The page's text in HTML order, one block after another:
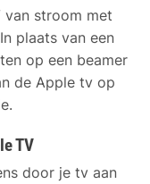
van stroom met
plaats van een
op een beamer
de Apple tv op
TV
door je tv aan